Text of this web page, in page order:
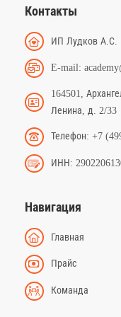
Контакты
ИП Лудков А.С.
E-mail:
164501,
Ленина, д. 2/33
Телефон: +7
ИНН:
Навигация
Главная
Прайс
Команда